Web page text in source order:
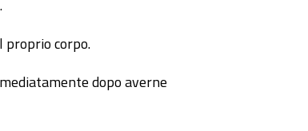
corpo.
dopo averne